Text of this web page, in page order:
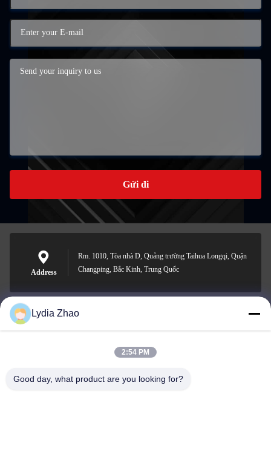
Gửi đi
Address
Rm. 1010, Tòa nhà D, Quảng trường Taihua Longqi, Quận
Changping, Bắc Kinh, Trung Quốc
jesingd@vip.sina.com
Lydia Zhao
2:54 PM
Good day, what product are you looking for?